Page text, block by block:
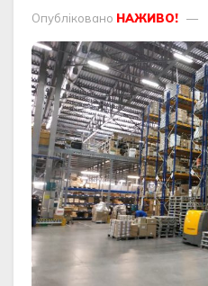
Опубліковано НАЖИВО!